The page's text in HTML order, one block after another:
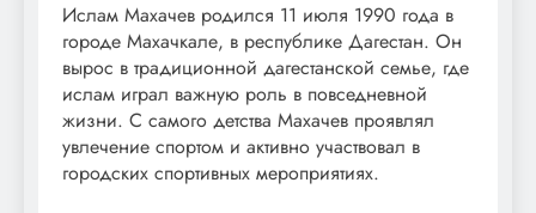
Ислам Махачев родился 11 июля 1990 года в
городе Махачкале, в республике Дагестан. Он
вырос в традиционной дагестанской семье, где
ислам играл важную роль в повседневной
жизни. С самого детства Махачев проявлял
увлечение спортом и активно участвовал в
городских спортивных мероприятиях.